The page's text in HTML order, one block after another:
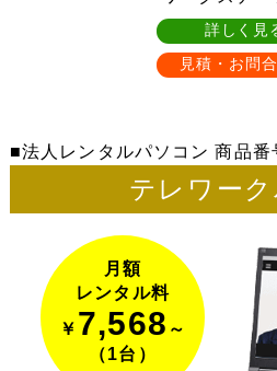
詳しく見
見積・お問
法人レンタルパソコン 商品
テレワー
月額
レンタル料
￥ 7,568 ～
（1台）